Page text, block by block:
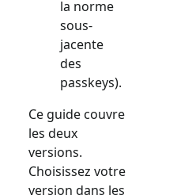
la norme
sous-
jacente
des
passkeys).
Ce guide couvre
les deux
versions.
Choisissez votre
version dans les